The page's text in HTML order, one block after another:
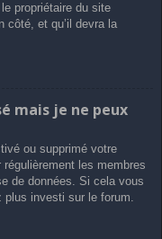
propriétaire du site
côté, et qu’il devra la
mais je ne peux
ou supprimé votre
les membres
de données. Si cela vous
investi sur le forum.